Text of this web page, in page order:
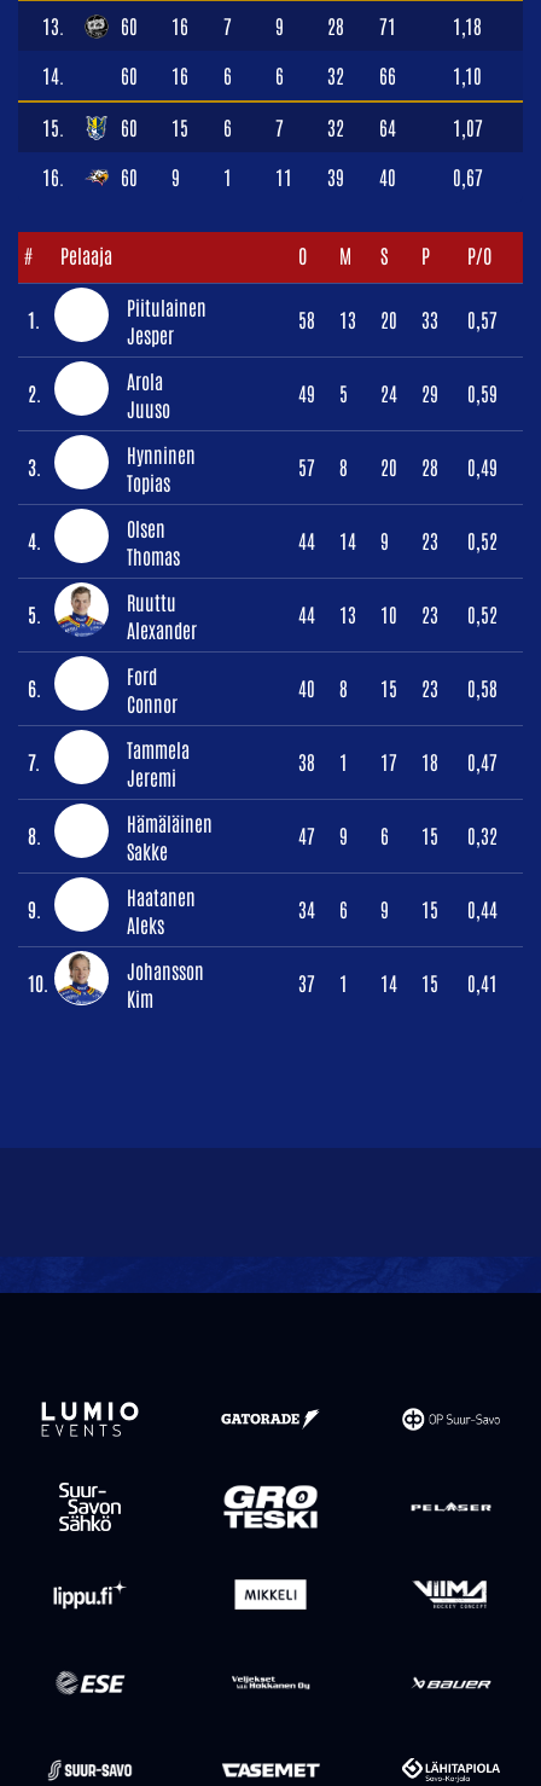
13. 60 16 7 9 28 71 1,18
14. 60 16 6 6 32 66 1,10
15. 60 15 6 7 32 64 1,07
16. 60 9 1 11 39 40 0,67
# Pelaaja O M S P P/O
1.
Piitulainen
Jesper
58 13 20 33 0,57
2.
Arola
Juuso
49 5 24 29 0,59
3.
Hynninen
Topias
57 8 20 28 0,49
4.
Olsen
Thomas
44 14 9 23 0,52
5.
Ruuttu
Alexander
44 13 10 23 0,52
6.
Ford
Connor
40 8 15 23 0,58
7.
Tammela
Jeremi
38 1 17 18 0,47
8.
Hämäläinen
Sakke
47 9 6 15 0,32
9.
Haatanen
Aleks
34 6 9 15 0,44
10.
Johansson
Kim
37 1 14 15 0,41